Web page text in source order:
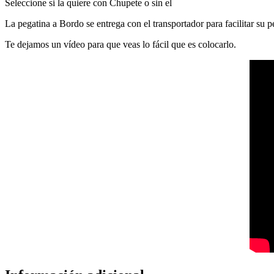
Seleccione si la quiere con Chupete o sin el
La pegatina a Bordo se entrega con el transportador para facilitar su
Te dejamos un vídeo para que veas lo fácil que es colocarlo.